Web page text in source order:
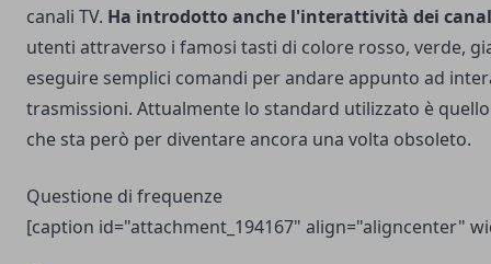
canali TV. Ha introdotto anche l'interattività dei
utenti attraverso i famosi tasti di colore rosso, verde,
eseguire semplici comandi per andare appunto ad
trasmissioni. Attualmente lo standard utilizzato è quello
che sta però per diventare ancora una volta obsoleto.
Questione di frequenze
[caption id="attachment_194167" align="aligncenter"